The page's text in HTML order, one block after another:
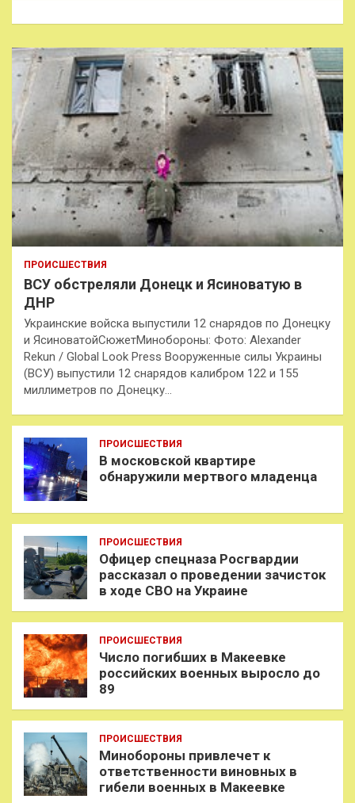
к
ПРОИСШЕСТВИЯ
ВСУ обстреляли Донецк и Ясиноватую в
ДНР
Украинские войска выпустили 12 снарядов по Донецку
и ЯсиноватойСюжетМинобороны: Фото: Alexander
Rekun / Global Look Press Вооруженные силы Украины
(ВСУ) выпустили 12 снарядов калибром 122 и 155
миллиметров по Донецку…
ПРОИСШЕСТВИЯ
В московской квартире
обнаружили мертвого младенца
ПРОИСШЕСТВИЯ
Офицер спецназа Росгвардии
рассказал о проведении зачисток
в ходе СВО на Украине
ПРОИСШЕСТВИЯ
Число погибших в Макеевке
российских военных выросло до
89
ПРОИСШЕСТВИЯ
Минобороны привлечет к
ответственности виновных в
гибели военных в Макеевке